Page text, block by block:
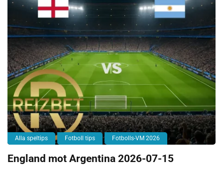
Alla speltips Fotboll tips Fotbolls-VM 2026
England mot Argentina 2026-07-15